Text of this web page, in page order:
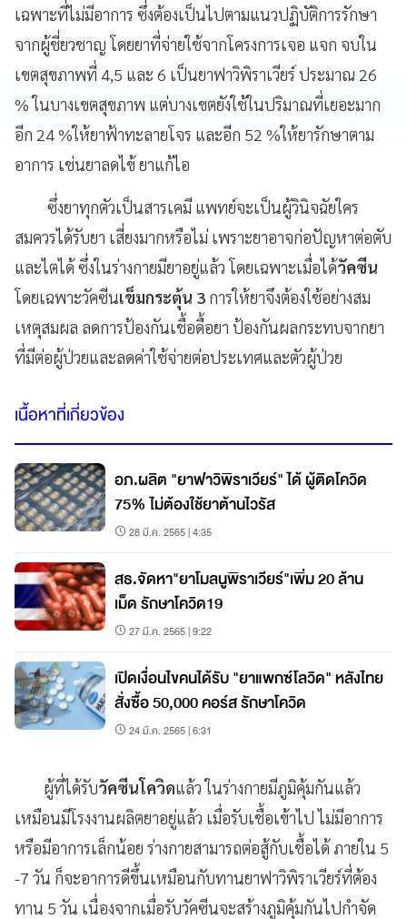
เฉพาะที่ไม่มีอาการ ซึ่งต้องเป็นไปตามแนวปฏิบัติการรักษา
จากผู้ชี่ยวชาญ โดยยาที่จ่ายใช้จากโครงการเจอ แจก จบใน
เขตสุขภาพที่ 4,5 และ 6 เป็นยาฟาวิพิราเวียร์ ประมาณ 26
% ในบางเขตสุขภาพ แต่บางเขตยังใช้ในปริมาณที่เยอะมาก
อีก 24 %ให้ยาฟ้าทะลายโจร และอีก 52 %ให้ยารักษาตาม
อาการ เช่นยาลดไข้ ยาแก้ไอ
ซึ่งยาทุกตัวเป็นสารเคมี แพทย์จะเป็นผู้วินิจฉัยใคร
สมควรได้รับยา เสี่ยงมากหรือไม่ เพราะยาอาจก่อปัญหาต่อตับ
และไตได้ ซึ่งในร่างกายมียาอยู่แล้ว โดยเฉพาะเมื่อได้วัคซีน
โดยเฉพาะวัคซีนเข็มกระตุ้น 3 การให้ยาจึงต้องใช้อย่างสม
เหตุสมผล ลดการป้องกันเชื้อดื้อยา ป้องกันผลกระทบจากยา
ที่มีต่อผู้ป่วยและลดค่าใช้จ่ายต่อประเทศและตัวผู้ป่วย
เนื้อหาที่เกี่ยวข้อง
อภ.ผลิต "ยาฟาวิพิราเวียร์" ได้ ผู้ติดโควิด
75% ไม่ต้องใช้ยาต้านไวรัส
28 มี.ค. 2565 | 4:35
สธ.จัดหา"ยาโมลนูพิราเวียร์"เพิ่ม 20 ล้าน
เม็ด รักษาโควิด19
27 มี.ค. 2565 | 9:22
เปิดเงื่อนไขคนได้รับ "ยาแพกซ์โลวิด" หลังไทย
สั่งซื้อ 50,000 คอร์ส รักษาโควิด
24 มี.ค. 2565 | 6:31
ผู้ที่ได้รับวัคซีนโควิดแล้ว ในร่างกายมีภูมิคุ้มกันแล้ว
เหมือนมีโรงงานผลิตยาอยู่แล้ว เมื่อรับเชื้อเข้าไป ไม่มีอาการ
หรือมีอาการเล็กน้อย ร่างกายสามารถต่อสู้กับเชื้อได้ ภายใน 5
-7 วัน ก็จะอาการดีขึ้นเหมือนกับทานยาฟาวิพิราเวียร์ที่ต้อง
ทาน 5 วัน เนื่องจากเมื่อรับวัคซีนจะสร้างภูมิคุ้มกันไปกำจัด